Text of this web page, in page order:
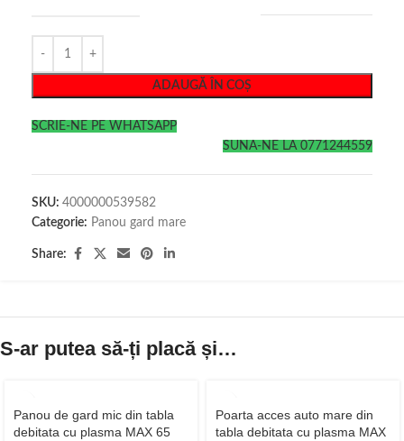
ADAUGĂ ÎN COȘ
SCRIE-NE PE WHATSAPP
SUNA-NE LA 0771244559
SKU: 4000000539582
Categorie: Panou gard mare
Share:
S-ar putea să-ți placă și…
Panou de gard mic din tabla
debitata cu plasma MAX 65
Poarta acces auto mare din
tabla debitata cu plasma MAX